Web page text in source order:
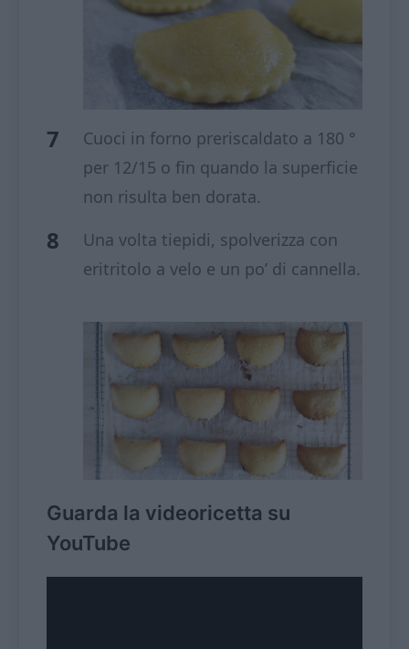
Cuoci in forno preriscaldato a 180 °
per 12/15 o fin quando la superficie
non risulta ben dorata.
Una volta tiepidi, spolverizza con
eritritolo a velo e un po’ di cannella.
Guarda la videoricetta su
YouTube